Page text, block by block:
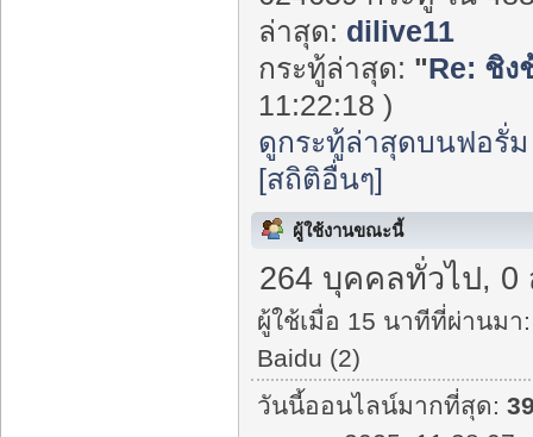
ล่าสุด: dilive11
กระทู้ล่าสุด: "Re: ชิง
11:22:18 )
ดูกระทู้ล่าสุดบนฟอรั่ม
[สถิติอื่นๆ]
ผู้ใช้งานขณะนี้
264 บุคคลทั่วไป, 0
ผู้ใช้เมื่อ 15 นาทีที่ผ่านมา:
Baidu (2)
วันนี้ออนไลน์มากที่สุด: